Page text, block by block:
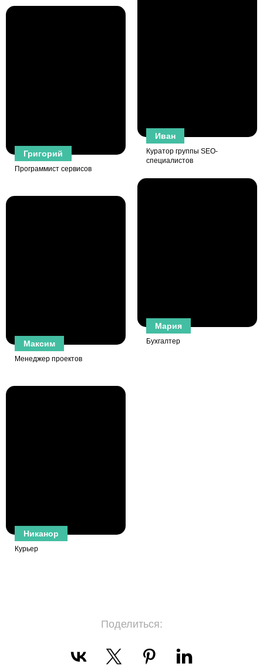
Модуль «похожие товары»
Григорий
Программист сервисов
Иван
Куратор группы SEO-
специалистов
Максим
Менеджер проектов
Мария
Бухгалтер
Никанор
Курьер
Поделиться: